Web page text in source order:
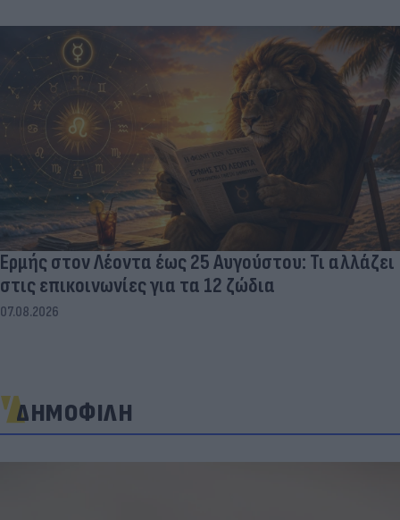
Ερμής στον Λέοντα έως 25 Αυγούστου: Τι αλλάζει
στις επικοινωνίες για τα 12 ζώδια
07.08.2026
ΔΗΜΟΦΙΛΗ